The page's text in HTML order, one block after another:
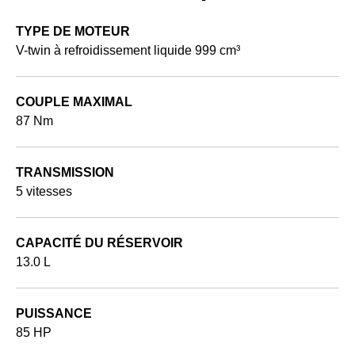
TYPE DE MOTEUR
V-twin à refroidissement liquide 999 cm³
COUPLE MAXIMAL
87 Nm
TRANSMISSION
5 vitesses
CAPACITÉ DU RÉSERVOIR
13.0 L
PUISSANCE
85 HP